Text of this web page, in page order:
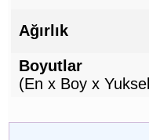
Ağırlık
Boyutlar
(En x Boy x